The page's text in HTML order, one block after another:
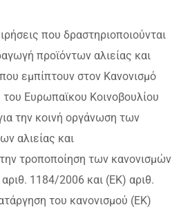
που δραστηριοποιούνται
προϊόντων αλιείας και
εμπίπτουν στον Κανονισμό
Ευρωπαϊκου Κοινοβουλίου
την κοινή οργάνωση των
αλιείας και
τροποποίηση των κανονισμών
1184/2006 και (ΕΚ) αριθ.
του κανονισμού (ΕΚ)